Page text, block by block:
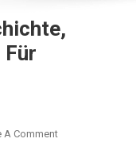
Für
A CommentOn